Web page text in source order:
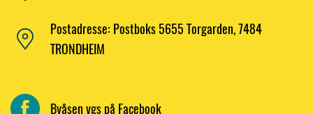
Postadresse: Postboks 5655 Torgarden, 7484
TRONDHEIM
Byåsen vgs på Facebook